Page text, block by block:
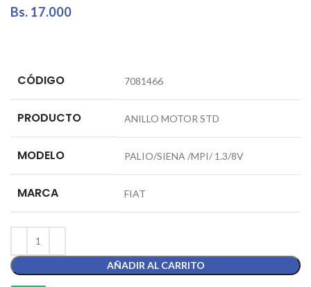
Bs. 17.000
CÓDIGO 7081466
PRODUCTO ANILLO MOTOR STD
MODELO PALIO/SIENA /MPI/ 1.3/8V
MARCA FIAT
AÑADIR AL CARRITO